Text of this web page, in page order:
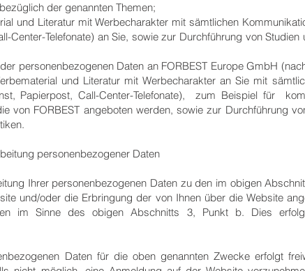
der genannten Themen;
und Literatur mit Werbecharakter mit sämtlichen
Center-Telefonate) an Sie, sowie zur Durchführung von
personenbezogenen Daten an FORBEST Europe GmbH
und Literatur mit Werbecharakter an Sie mit
Papierpost, Call-Center-Telefonate), zum Beispiel für
von FORBEST angeboten werden, sowie zur Durchführung
personenbezogener Daten
Ihrer personenbezogenen Daten zu den im obigen
und/oder die Erbringung der von Ihnen über die Website
im Sinne des obigen Abschnitts 3, Punkt b. Dies
Daten für die oben genannten Zwecke erfolgt